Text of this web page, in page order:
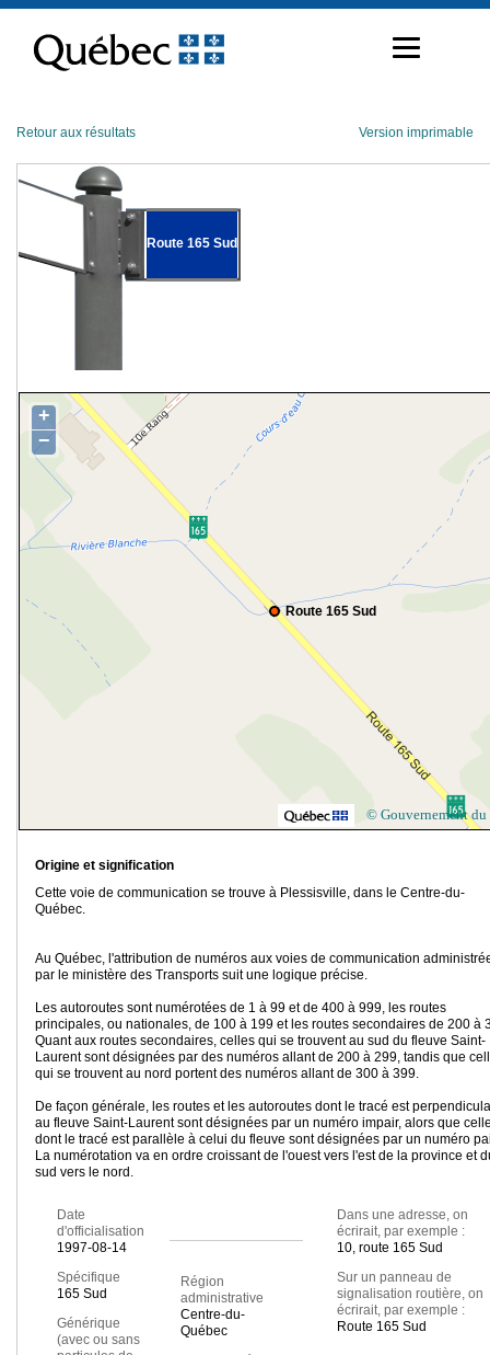
contenu
Retour aux résultats Version imprimable
Route 165 Sud
Route 165 Sud
+
−
© Gouvernement du
Origine et signification
Cette voie de communication se trouve à Plessisville, dans le Centre-du-
Québec.
Au Québec, l'attribution de numéros aux voies de communication
par le ministère des Transports suit une logique précise.
Les autoroutes sont numérotées de 1 à 99 et de 400 à 999, les routes
principales, ou nationales, de 100 à 199 et les routes secondaires de 200 à
Quant aux routes secondaires, celles qui se trouvent au sud du fleuve Saint-
Laurent sont désignées par des numéros allant de 200 à 299, tandis que
qui se trouvent au nord portent des numéros allant de 300 à 399.
De façon générale, les routes et les autoroutes dont le tracé est
au fleuve Saint-Laurent sont désignées par un numéro impair, alors que
dont le tracé est parallèle à celui du fleuve sont désignées par un numéro
La numérotation va en ordre croissant de l'ouest vers l'est de la province et
sud vers le nord.
Date
d'officialisation
1997-08-14
Spécifique
165 Sud
Générique
(avec ou sans
Région
administrative
Centre-du-
Québec
Dans une adresse, on
écrirait, par exemple :
10, route 165 Sud
Sur un panneau de
signalisation routière, on
écrirait, par exemple :
Route 165 Sud